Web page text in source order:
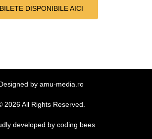
BILETE DISPONIBILE AICI
by amu-media.ro
2026 All Rights Reserved.
developed by coding bees